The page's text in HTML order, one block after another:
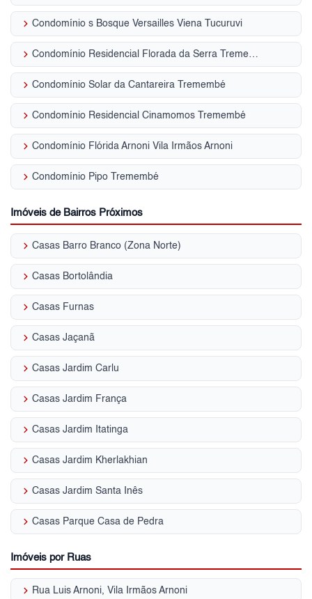
keyboard_arrow_right Condomínio s Bosque Versailles Viena Tucuruvi
keyboard_arrow_right Condomínio Residencial Florada da Serra Tremembé
keyboard_arrow_right Condomínio Solar da Cantareira Tremembé
keyboard_arrow_right Condomínio Residencial Cinamomos Tremembé
keyboard_arrow_right Condomínio Flórida Arnoni Vila Irmãos Arnoni
keyboard_arrow_right Condomínio Pipo Tremembé
Imóveis de Bairros Próximos
keyboard_arrow_right Casas Barro Branco (Zona Norte)
keyboard_arrow_right Casas Bortolândia
keyboard_arrow_right Casas Furnas
keyboard_arrow_right Casas Jaçanã
keyboard_arrow_right Casas Jardim Carlu
keyboard_arrow_right Casas Jardim França
keyboard_arrow_right Casas Jardim Itatinga
keyboard_arrow_right Casas Jardim Kherlakhian
keyboard_arrow_right Casas Jardim Santa Inês
keyboard_arrow_right Casas Parque Casa de Pedra
Imóveis por Ruas
keyboard_arrow_right Rua Luis Arnoni, Vila Irmãos Arnoni